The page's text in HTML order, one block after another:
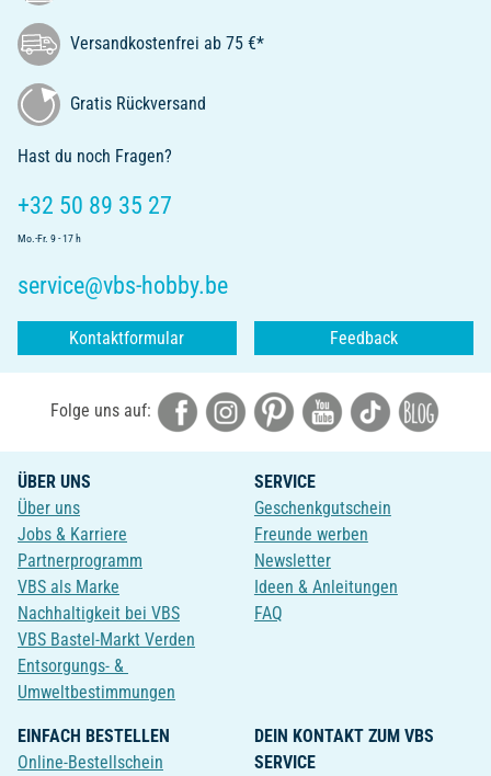
Versandkostenfrei ab 75 €*
Gratis Rückversand
Hast du noch Fragen?
+32 50 89 35 27
Mo.-Fr. 9 - 17 h
service@vbs-hobby.be
Kontaktformular Feedback
Folge uns auf:
ÜBER UNS
Über uns
Jobs & Karriere
Partnerprogramm
VBS als Marke
Nachhaltigkeit bei VBS
VBS Bastel-Markt Verden
Entsorgungs- &
Umweltbestimmungen
SERVICE
Geschenkgutschein
Freunde werben
Newsletter
Ideen & Anleitungen
FAQ
EINFACH BESTELLEN
Online-Bestellschein
DEIN KONTAKT ZUM VBS
SERVICE